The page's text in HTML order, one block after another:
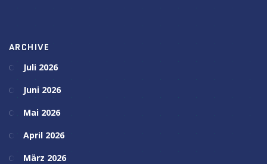
ARCHIVE
Juli 2026
Juni 2026
Mai 2026
April 2026
März 2026